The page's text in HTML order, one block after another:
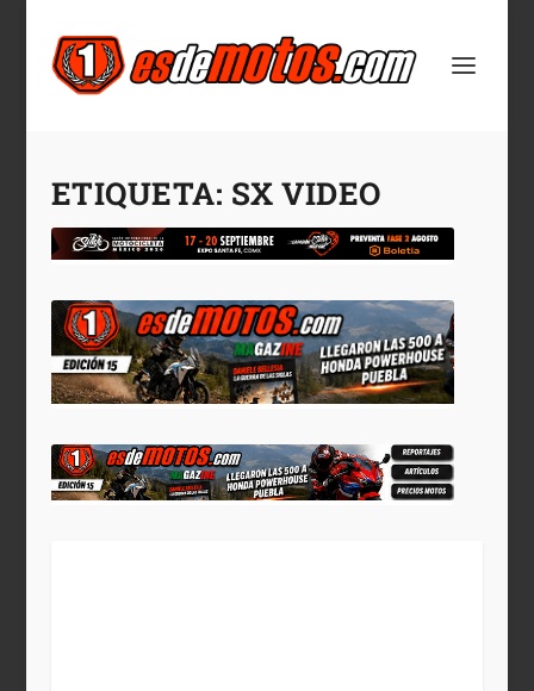
ETIQUETA: SX VIDEO